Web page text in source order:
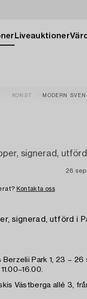
Liveauktioner
KONST MODERN
signerad,
26 sep
Kontakta oss
signerad, utförd i
Berzelii Park 1, 23 –
Västberga allé 3,